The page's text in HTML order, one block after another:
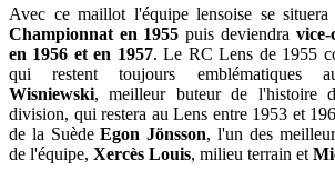
Avec ce maillot l'équipe lensoise se
Championnat en 1955 puis deviendra
en 1956 et en 1957. Le RC Lens de 1955
qui restent toujours emblématiques
Wisniewski, meilleur buteur de l'histoire
division, qui restera au Lens entre 1953 et
de la SuèdeEgon Jönsson, l'un des
de l'équipe, Xercès Louis, milieu terrain et